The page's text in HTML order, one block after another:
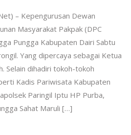
– Kepengurusan Dewan
Masyarakat Pakpak (DPC
Pungga Kabupaten Dairi Sabtu
Yang dipercaya sebagai Ketua
Selain dihadiri tokoh-tokoh
Kadis Pariwisata Kabupaten
Paringil Iptu HP Purba,
Sahat Maruli […]